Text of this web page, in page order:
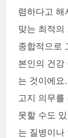
렴하다고 해
맞는 최적의
종합적으로
본인의 건강
는 것이에요
고지 의무
못할 수도
는 질병이나